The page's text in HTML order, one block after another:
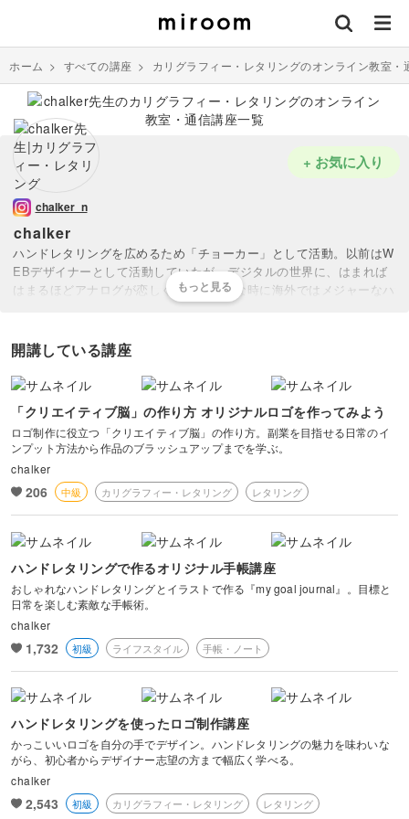
ホーム > すべての講座 > カリグラフィー・レタリングのオンライン教室・
chalker
chalker_n
ハンドレタリングを広めるため「チョーカー」として活動。以前はW
EBデザイナーとして活動していたが、デジタルの世界に、はまれば
はまるほどアナログが恋しくなり、そんな時に海外ではメジャーなハ
ンドレタリングに出会い一気にのめりこむ。現在はハンドレタリング
+ お気に入り
開講している講座
「クリエイティブ脳」の作り方 オリジナルロゴを作ってみよう
ロゴ制作に役立つ「クリエイティブ脳」の作り方。副業を目指せる日常のイ
ンプット方法から作品のブラッシュアップまでを学ぶ。
chalker
206 中級 カリグラフィー・レタリング レタリング
ハンドレタリングで作るオリジナル手帳講座
おしゃれなハンドレタリングとイラストで作る『my goal journal』。目標と
日常を楽しむ素敵な手帳術。
chalker
1,732 初級 ライフスタイル 手帳・ノート
ハンドレタリングを使ったロゴ制作講座
かっこいいロゴを自分の手でデザイン。ハンドレタリングの魅力を味わいな
がら、初心者からデザイナー志望の方まで幅広く学べる。
chalker
2,543 初級 カリグラフィー・レタリング レタリング